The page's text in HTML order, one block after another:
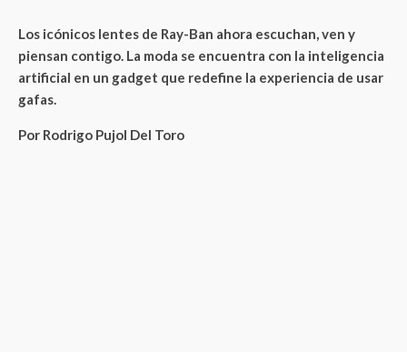
Los icónicos lentes de Ray-Ban ahora escuchan, ven y
piensan contigo. La moda se encuentra con la inteligencia
artificial en un gadget que redefine la experiencia de usar
gafas.
Por Rodrigo Pujol Del Toro